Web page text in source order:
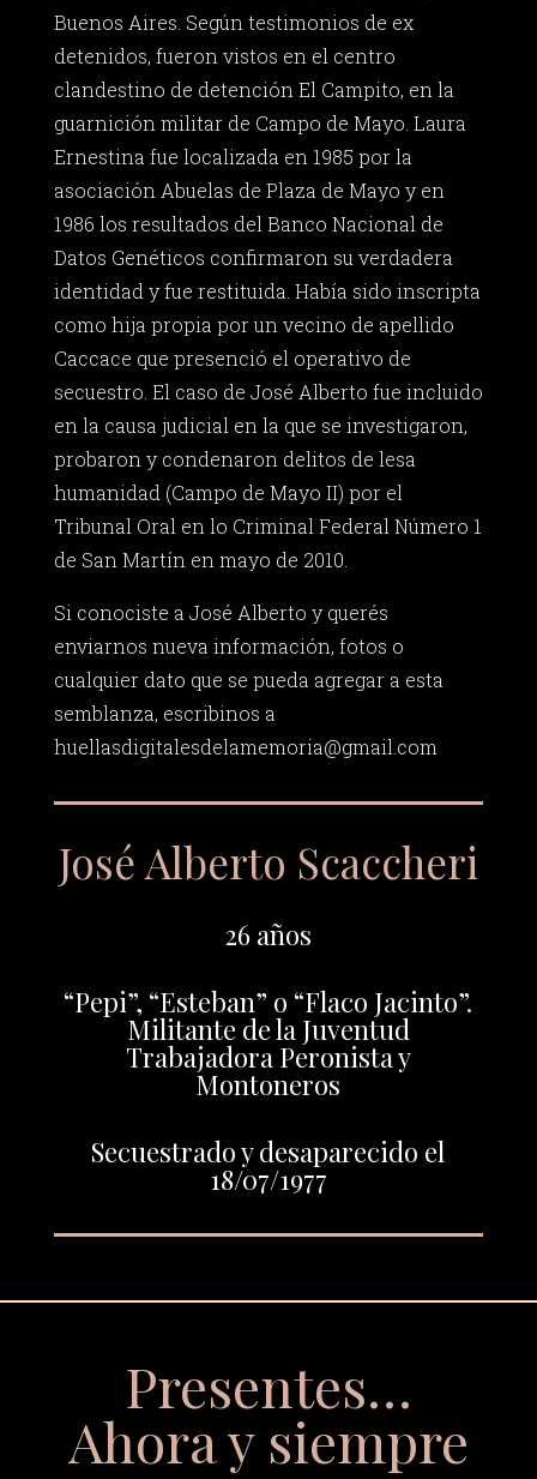
Buenos Aires. Según testimonios de ex
detenidos, fueron vistos en el centro
clandestino de detención El Campito, en la
guarnición militar de Campo de Mayo. Laura
Ernestina fue localizada en 1985 por la
asociación Abuelas de Plaza de Mayo y en
1986 los resultados del Banco Nacional de
Datos Genéticos confirmaron su verdadera
identidad y fue restituida. Había sido inscripta
como hija propia por un vecino de apellido
Caccace que presenció el operativo de
secuestro. El caso de José Alberto fue incluido
en la causa judicial en la que se investigaron,
probaron y condenaron delitos de lesa
humanidad (Campo de Mayo II) por el
Tribunal Oral en lo Criminal Federal Número 1
de San Martín en mayo de 2010.
Si conociste a José Alberto y querés
enviarnos nueva información, fotos o
cualquier dato que se pueda agregar a esta
semblanza, escribinos a
huellasdigitalesdelamemoria@gmail.com
José Alberto Scaccheri
26 años
“Pepi”, “Esteban” o “Flaco Jacinto”.
Militante de la Juventud
Trabajadora Peronista y
Montoneros
Secuestrado y desaparecido el
18/07/1977
Presentes…
Ahora y siempre